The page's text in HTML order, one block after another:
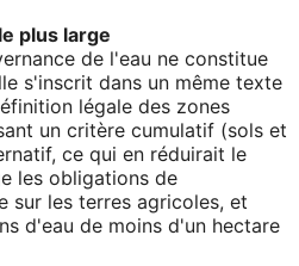
plus large
de l'eau ne constitue
s'inscrit dans un même texte
légale des zones
un critère cumulatif (sols et
ce qui en réduirait le
les obligations de
sur les terres agricoles, et
d'eau de moins d'un hectare